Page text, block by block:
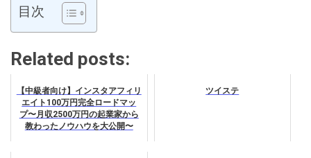
目次
Related posts:
【中級者向け】インスタアフィリ
エイト100万円完全ロードマッ
プ〜月収2500万円の起業家から
教わったノウハウを大公開〜
ツイステ